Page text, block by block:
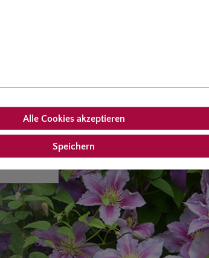
normalen
bei
Kletterhilfen
Sträuchern.
Alle Cookies akzeptieren
Speichern